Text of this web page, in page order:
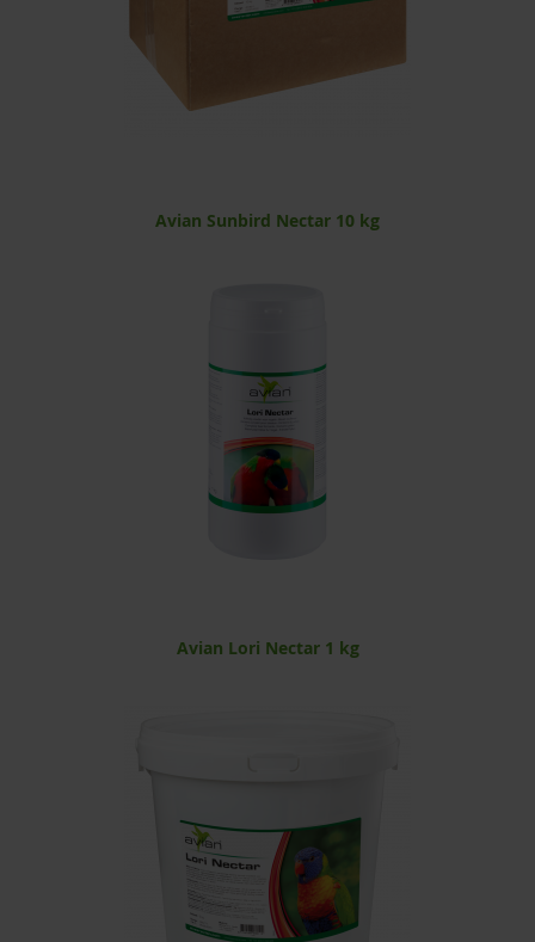
Avian Sunbird Nectar 10 kg
Avian Lori Nectar 1 kg